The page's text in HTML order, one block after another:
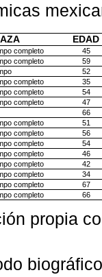
EDAD
completo
45
completo
59
52
completo
35
completo
54
completo
47
66
completo
51
completo
56
completo
54
completo
46
completo
42
completo
34
completo
67
completo
66
propia